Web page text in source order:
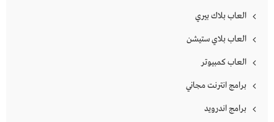
العاب بلاك بيري
العاب بلاي ستيشن
العاب كمبيوتر
برامج انترنت مجاني
برامج اندرويد